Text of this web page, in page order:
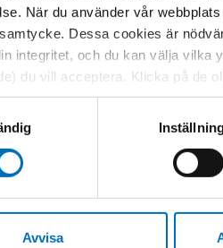
När du använder vår
Dessa cookies är
integritet, och du kan välja
du vill acceptera. Klicka på de
cookies. Observera att
du har besökt vår webbplats
Avvisa